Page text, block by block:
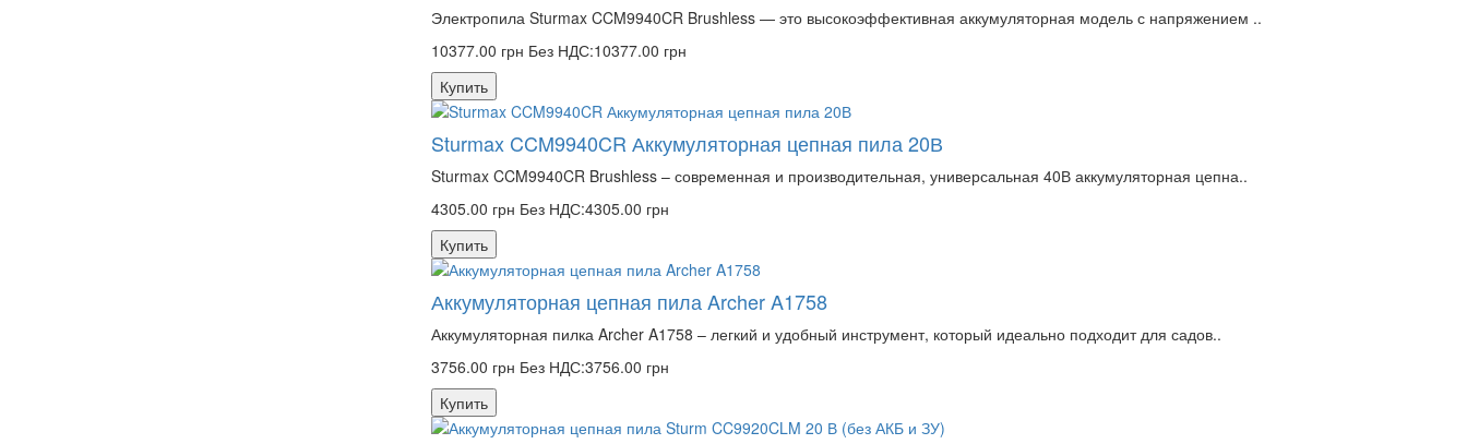
Электропила Sturmax CCM9940CR Brushless — это высокоэффективная аккумуляторная модель с напряжением ..
10377.00 грн Без НДС:10377.00 грн
Купить
Sturmax CCM9940CR Аккумуляторная цепная пила 20В
Sturmax CCM9940CR Brushless – современная и производительная, универсальная 40В аккумуляторная цепна..
4305.00 грн Без НДС:4305.00 грн
Купить
Аккумуляторная цепная пила Archer A1758
Аккумуляторная пилка Archer A1758 – легкий и удобный инструмент, который идеально подходит для садов..
3756.00 грн Без НДС:3756.00 грн
Купить